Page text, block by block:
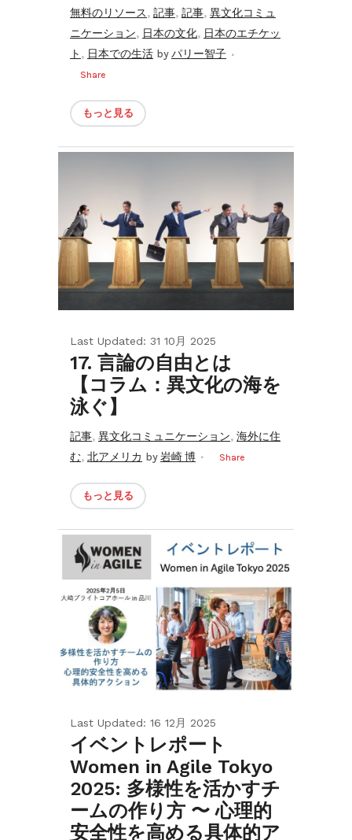
無料のリソース, 記事, 記事, 異文化コミュ
ニケーション, 日本の文化, 日本のエチケッ
ト , 日本での生活 byパリー智子
Share
もっと見る
Last Updated: 31 10月 2025
17. 言論の自由とは
【コラム：異文化の海を
泳ぐ】
記事, 異文化コミュニケーション, 海外に住
む, 北アメリカ by岩崎 博 Share
もっと見る
Last Updated: 16 12月 2025
イベントレポート
Women in Agile Tokyo
2025: 多様性を活かすチ
ームの作り方 〜 心理的
安全性を高める具体的ア